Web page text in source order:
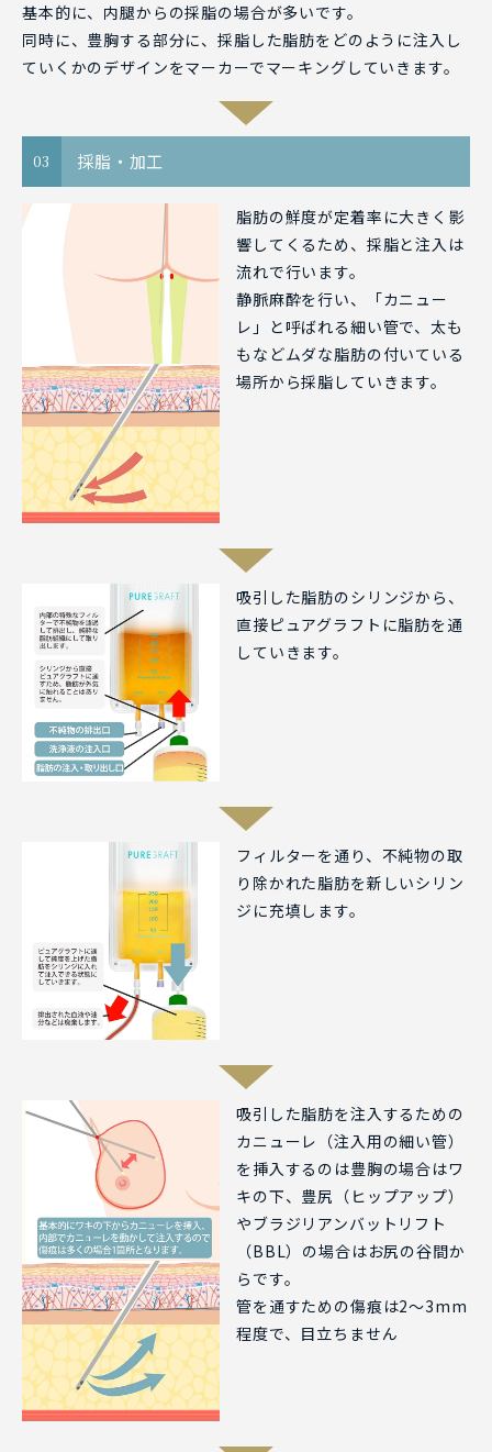
基本的に、内腿からの採脂の場合が多いです。
同時に、豊胸する部分に、採脂した脂肪をどのように注入し
ていくかのデザインをマーカーでマーキングしていきます。
03 採脂・加工
脂肪の鮮度が定着率に大きく影
響してくるため、採脂と注入は
流れで行います。
静脈麻酔を行い、「カニュー
レ」と呼ばれる細い管で、太も
もなどムダな脂肪の付いている
場所から採脂していきます。
吸引した脂肪のシリンジから、
直接ピュアグラフトに脂肪を通
していきます。
フィルターを通り、不純物の取
り除かれた脂肪を新しいシリン
ジに充填します。
吸引した脂肪を注入するための
カニューレ（注入用の細い管）
を挿入するのは豊胸の場合はワ
キの下、豊尻（ヒップアップ）
やブラジリアンバットリフト
（BBL）の場合はお尻の谷間か
らです。
管を通すための傷痕は2～3mm
程度で、目立ちません